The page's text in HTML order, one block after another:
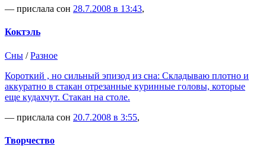
— прислала сон 28.7.2008 в 13:43,
Коктэль
Сны /Разное
Короткий , но сильный эпизод из сна: Складываю плотно и
аккуратно в стакан отрезанные куринные головы, которые
еще кудахчут. Стакан на столе.
— прислала сон 20.7.2008 в 3:55,
Творчество